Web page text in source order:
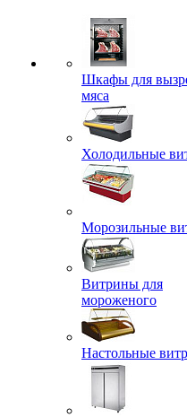
Шкафы для
мяса
Холодильные
Морозильные
Витрины для
мороженого
Настольные